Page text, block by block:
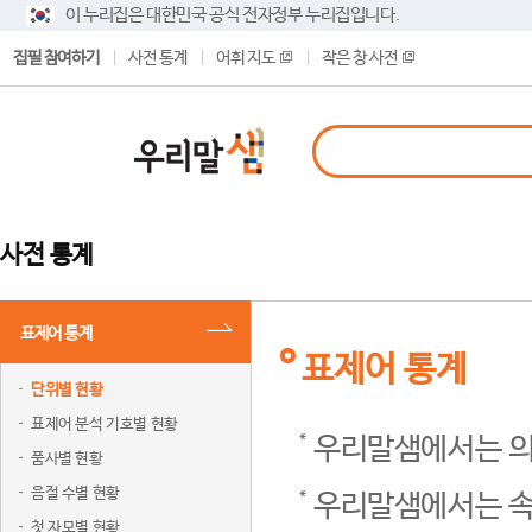
이 누리집은 대한민국 공식 전자정부 누리집입니다.
집필 참여하기 사전 통계 어휘 지도 작은 창 사전
사전 통계
표제어 통계
단위별 현황
표제어 분석 기호별 현황
품사별 현황
음절 수별 현황
첫 자모별 현황
표제어 통계
우리말샘에서는
우리말샘에서는